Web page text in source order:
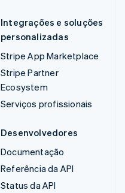
Integrações e soluções
personalizadas
Stripe App Marketplace
Stripe Partner
Ecosystem
Serviços profissionais
Desenvolvedores
Documentação
Referência da API
Status da API